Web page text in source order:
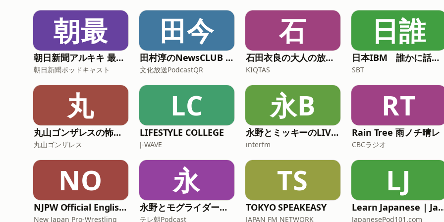
朝最
朝日新聞アルキキ 最新ニュース
朝日新聞ポッドキャスト
田今
田村淳のNewsCLUB 今週のスゴい人
文化放送PodcastQR
石
石田衣良の大人の放課後ラジオ
KIQTAS
日誰
日本IBM 誰かに話したくなる“〇〇”の話
SBT
丸
丸山ゴンザレスの怖くて奇妙な物件の話
丸山ゴンザレス
LC
LIFESTYLE COLLEGE
J-WAVE
永B
永野とミッキーのLIVE BUZZ -ライブバズ-
interfm
RT
Rain Tree 雨ノチ晴レ
CBCラジオ
NO
NJPW Official English Podcast
New Japan Pro-Wrestling
永
永野とモグライダー芝のぐるり遠回り
テレ朝Podcast
TS
TOKYO SPEAKEASY
JAPAN FM NETWORK
LJ
Learn Japanese |
JapanesePod101.com